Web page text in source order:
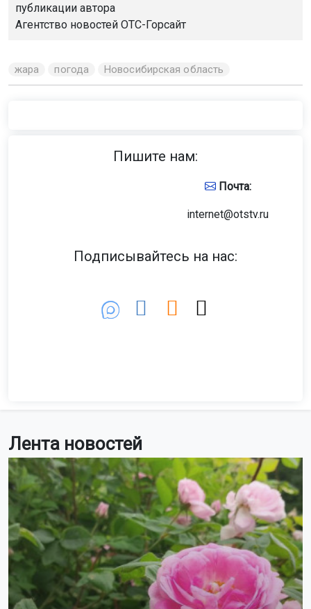
Лента новостей
публикации автора
Агентство новостей ОТС-Горсайт
жара погода Новосибирская область
Пишите нам:
Почта:
internet@otstv.ru
Подписывайтесь на нас: